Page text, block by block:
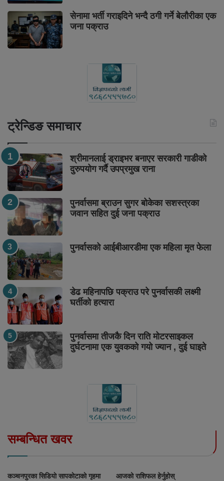
सेनामा भर्ती गराइदिने भन्दै ठगी गर्ने बेलौरीका एक
जना पक्राउ
ट्रेन्डिङ समाचार
श्रीमानलाई ड्राइभर बनाएर सरकारी गाडीको
दुरुपयोग गर्दै उपप्रमुख राना
पुनर्वासमा ब्राउन सुगर बोकेका सशस्त्रका
जवान सहित दुई जना पक्राउ
पुनर्वासको आईबीआरडीमा एक महिला मृत फेला
डेढ महिनापछि पक्राउ परे पुनर्वासकी लक्ष्मी
घर्तीको हत्यारा
पुनर्वासमा तीजकै दिन राति मोटरसाइकल
दुर्घटनामा एक युवकको गयो ज्यान , दुई घाइते
सम्बन्धित खवर
कञ्चनपुरका सिडियाे सापकाेटाकाे गृहमा
आजको राशिफल हेर्नुहोस्